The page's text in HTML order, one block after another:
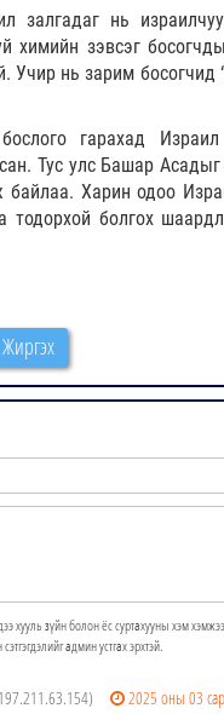
залгадаг нь
химийн зэвсэг
Учир нь зарим босогчид
гарахад Израил
Тус улс Башар
байлаа. Харин одоо
тодорхой болгох
Жиргэх
хууль зүйн болон ёс суртахууны хэм
админ устгах эрхтэй.
2025 оны 03